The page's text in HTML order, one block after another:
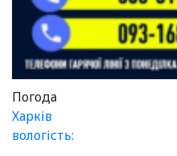
Погода
Харків
вологість: